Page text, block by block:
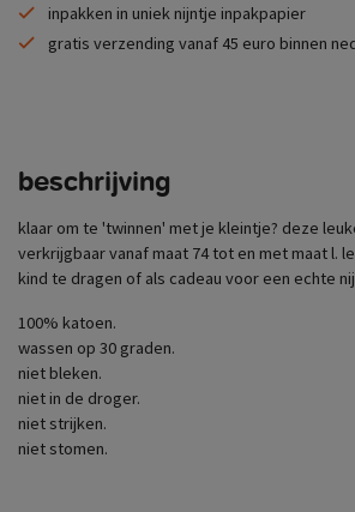
inpakken in uniek nijntje inpakpapier
gratis verzending vanaf 45 euro binnen
beschrijving
klaar om te 'twinnen' met je kleintje? deze
verkrijgbaar vanaf maat 74 tot en met maat l.
kind te dragen of als cadeau voor een echte
100% katoen.
wassen op 30 graden.
niet bleken.
niet in de droger.
niet strijken.
niet stomen.